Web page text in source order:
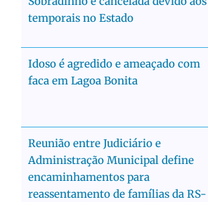
temporais no Estado
Idoso é agredido e ameaçado com
faca em Lagoa Bonita
Reunião entre Judiciário e
Administração Municipal define
encaminhamentos para
reassentamento de famílias da RS-